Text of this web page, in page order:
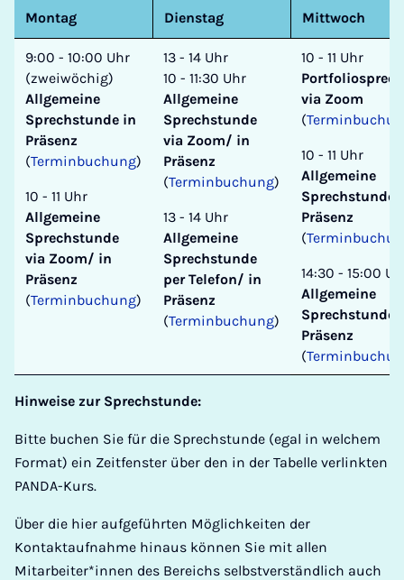
Montag Dienstag Mittwoch
9:00 - 10:00 Uhr
(zweiwöchig)
Allgemeine
Sprechstunde in
Präsenz
(Terminbuchung)
10 - 11 Uhr
Allgemeine
Sprechstunde
via Zoom/ in
Präsenz
(Terminbuchung)
13 - 14 Uhr
10 - 11:30 Uhr
Allgemeine
Sprechstunde
via Zoom/ in
Präsenz
(Terminbuchung)
13 - 14 Uhr
Allgemeine
Sprechstunde
per Telefon/ in
Präsenz
(Terminbuchung)
10 - 11 Uhr
via Zoom
(
10 - 11 Uhr
Allgemeine
Sprechstunde
Präsenz
(
14:30 - 15:00
Allgemeine
Sprechstunde
Präsenz
(
Hinweise zur Sprechstunde:
Bitte buchen Sie für die Sprechstunde (egal in welchem
Format) ein Zeitfenster über den in der Tabelle verlinkten
PANDA-Kurs.
Über die hier aufgeführten Möglichkeiten der
Kontaktaufnahme hinaus können Sie mit allen
Mitarbeiter*innen des Bereichs selbstverständlich auch